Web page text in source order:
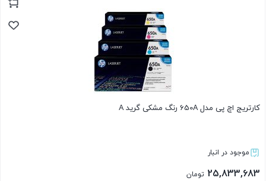
کارتریج اچ پی مدل 650A رنگ مشکی گرید A
موجود در انبار
25,833,683 تومان